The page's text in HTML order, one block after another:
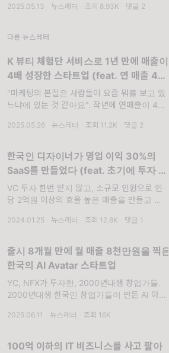
창업해서 열심히 키워가고 있었고요.
2025.05.13 뉴스레터 조회 8.93K 댓글 2
다른 뉴스레터
K 뷰티 체험단 서비스로 1년 만에 매출이
4배 성장한 스타트업 (feat. 연 매출 42
억)
"마케팅의 본질은 사람들이 요즘 뭐를 보고 있
느냐에 있는 것 같아요". 작년에 연매출이 4배
티 브랜드들이 신제품이 나왔을 때 체험단을 쉽
만드는 Picky 이
2025.05.26 뉴스레터 조회 11.2K 댓글 2
한국인 디자이너가 영업 이익 30%의
SaaS를 만들었다 (feat. 초기에 투자 받
지 마세요)
VC 투자 한번 받지 않고, 소규모 인원으로 인
당 2억원 이상의 효율 높은 매출을 만들고 있는
무려 30%가 넘어가고요. 90년생
2024.01.25 뉴스레터 조회 12.8K 댓글 1
출시 8개월 만에 월 매출 8천만원을 찍은
한국의 AI Avatar 스타트업
YC, NFX가 투자한, 2000년대생 창업가들.
2000년대생 한국인 창업가들이 만든 AI 아바
NFX에 투자 받았다는 소식을 들었습니다. 한
2025.06.11 뉴스레터 조회 16K
100억 이하의 IT 비즈니스를 사고 팔아